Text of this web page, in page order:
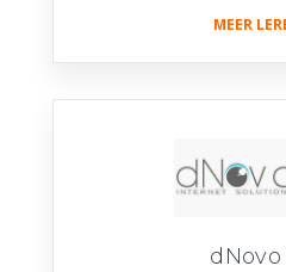
MEER
dNovo